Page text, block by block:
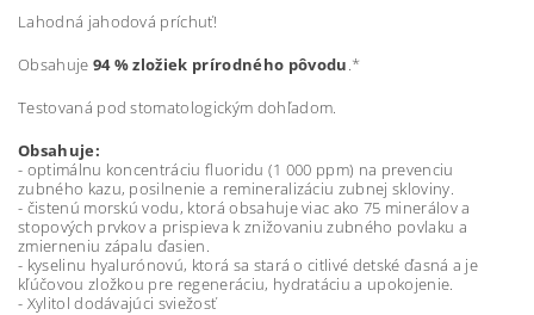
Lahodná jahodová príchuť!
Obsahuje 94 % zložiek prírodného pôvodu.*
Testovaná pod stomatologickým dohľadom.
Obsahuje:
- optimálnu koncentráciu fluoridu (1 000 ppm) na prevenciu
zubného kazu, posilnenie a remineralizáciu zubnej skloviny.
- čistenú morskú vodu, ktorá obsahuje viac ako 75 minerálov a
stopových prvkov a prispieva k znižovaniu zubného povlaku a
zmierneniu zápalu ďasien.
- kyselinu hyalurónovú, ktorá sa stará o citlivé detské ďasná a je
kľúčovou zložkou pre regeneráciu, hydratáciu a upokojenie.
- Xylitol dodávajúci sviežosť